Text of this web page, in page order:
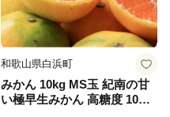
和歌山県白浜町
みかん 10kg MS玉 紀南の甘
い極早生みかん 高糖度 10月
以降発送 マルチ被覆栽培